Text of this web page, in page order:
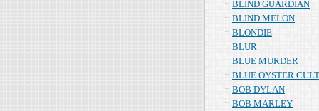
BLIND GUARDIAN
BLIND MELON
BLONDIE
BLUR
BLUE MURDER
BLUE OYSTER CULT
BOB DYLAN
BOB MARLEY